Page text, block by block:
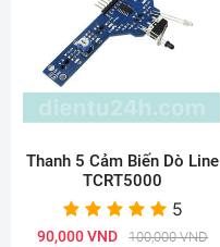
Thanh 5 Cảm Biến Dò Line
TCRT5000
5
90,000 VND 100,000 VND